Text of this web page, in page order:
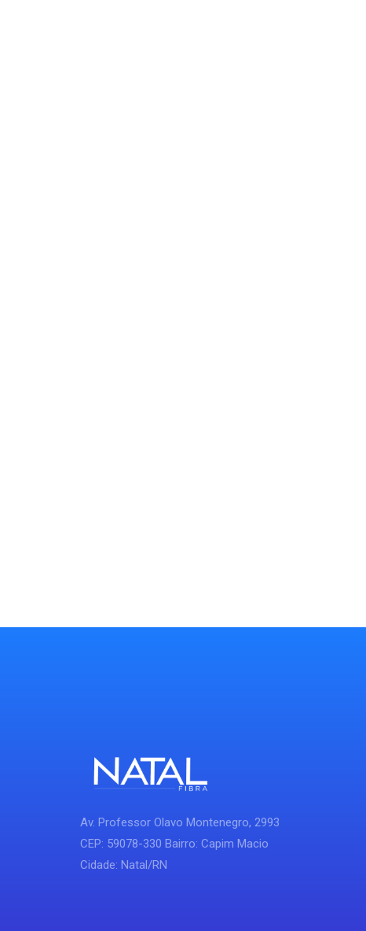
Av. Professor Olavo Montenegro, 2993
CEP: 59078-330 Bairro: Capim Macio
Cidade: Natal/RN